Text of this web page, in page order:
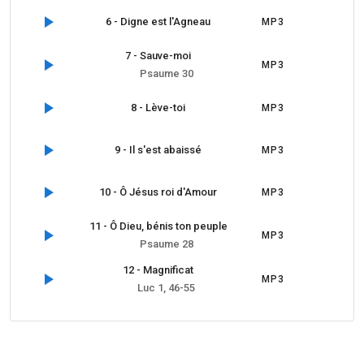
6 - Digne est l'Agneau MP3
7 - Sauve-moi
Psaume 30
MP3
8 - Lève-toi MP3
9 - Il s'est abaissé MP3
10 - Ô Jésus roi d'Amour MP3
11 - Ô Dieu, bénis ton peuple
Psaume 28
MP3
12 - Magnificat
Luc 1, 46-55
MP3